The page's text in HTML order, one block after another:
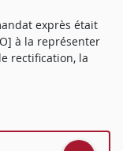
exprès était
à la représenter
rectification, la